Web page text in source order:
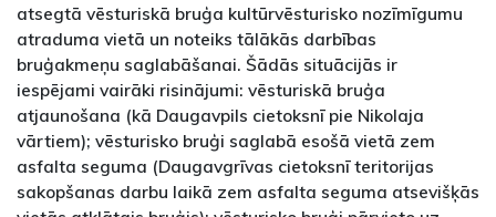
atsegtā vēsturiskā bruģa kultūrvēsturisko nozīmīgumu
atraduma vietā un noteiks tālākās darbības
bruģakmeņu saglabāšanai. Šādās situācijās ir
iespējami vairāki risinājumi: vēsturiskā bruģa
atjaunošana (kā Daugavpils cietoksnī pie Nikolaja
vārtiem); vēsturisko bruģi saglabā esošā vietā zem
asfalta seguma (Daugavgrīvas cietoksnī teritorijas
sakopšanas darbu laikā zem asfalta seguma atsevišķās